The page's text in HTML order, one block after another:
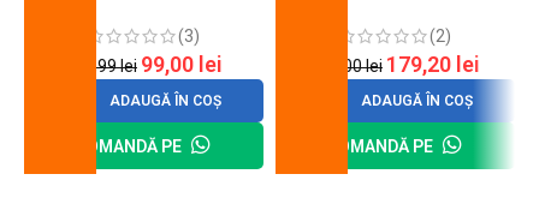
(3)
120,99lei 99,00 lei
ADAUGĂ ÎN COȘ
COMANDĂ PE
(2)
200,00lei 179,20 lei
ADAUGĂ ÎN COȘ
COMANDĂ PE